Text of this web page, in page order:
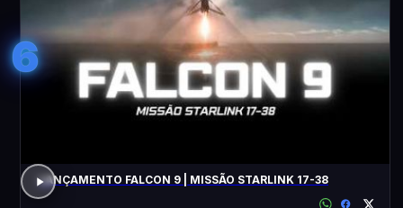
6
LANÇAMENTO FALCON 9 | MISSÃO STARLINK 17-38